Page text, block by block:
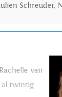
Schreuder,
van
al twintig